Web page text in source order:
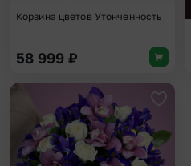
Корзина цветов Утонченность
58 999 ₽